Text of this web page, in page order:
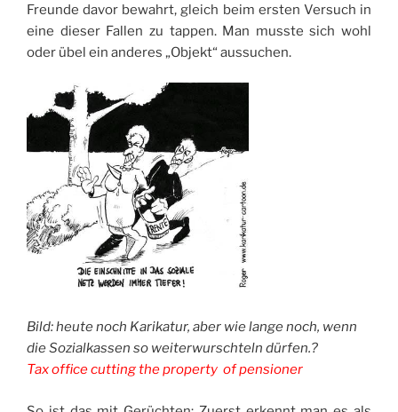
Freunde davor bewahrt, gleich beim ersten Versuch in
eine dieser Fallen zu tappen. Man musste sich wohl
oder übel ein anderes „Objekt“ aussuchen.
Bild: heute noch Karikatur, aber wie lange noch, wenn
die Sozialkassen so weiterwurschteln dürfen.?
Tax office cutting the property of pensioner